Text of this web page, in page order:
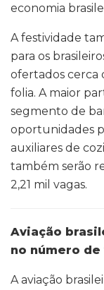
economia
A festividade
para os
ofertados cerca
folia. A maior
segmento de
oportunidades
auxiliares de
também serão
2,21 mil vagas.
Aviação
no número
A aviação